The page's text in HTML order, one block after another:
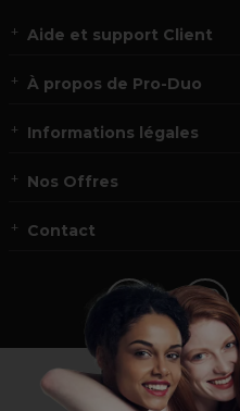
Aide et support Client
À propos de Pro-Duo
Informations légales
Nos Offres
Contact
Vous n’êtes
Visitez notre site